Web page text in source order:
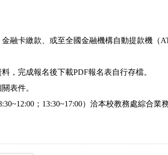
金融卡繳款、或至全國金融機構自動提款機（
，完成報名後下載PDF報名表自行存檔。
表件。
；13:30~17:00）洽本校教務處綜合業務